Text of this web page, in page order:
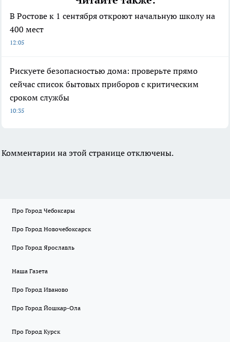
В Ростове к 1 сентября откроют начальную школу на
400 мест
12:05
Рискуете безопасностью дома: проверьте прямо
сейчас список бытовых приборов с критическим
сроком службы
10:35
Комментарии на этой странице отключены.
Про Город Чебоксары
Про Город Новочебоксарск
Про Город Ярославль
Наша Газета
Про Город Иваново
Про Город Йошкар-Ола
Про Город Курск